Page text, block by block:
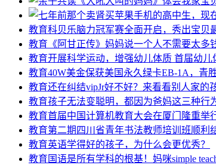
教育科贝乐脑力冠军赛全面开启，秀出宝贝
教育 《阿甘正传》妈妈说一个人不需要太
教育开展科学运动，增强幼儿体质 首届幼
教育40W美金保获美国永久绿卡EB-1A，青
教育还在纠结vipJr好不好？来看看别人家的
教育孩子无法变聪明，都因为爸妈这三种行
教育首届中国计算机教育大会在厦门隆重举
教育第二期四川省青年书法教师培训班顺利
教育英语学得好的孩子，为什么会更优秀？
教育 国语是所有学科的根基！妈咪simple